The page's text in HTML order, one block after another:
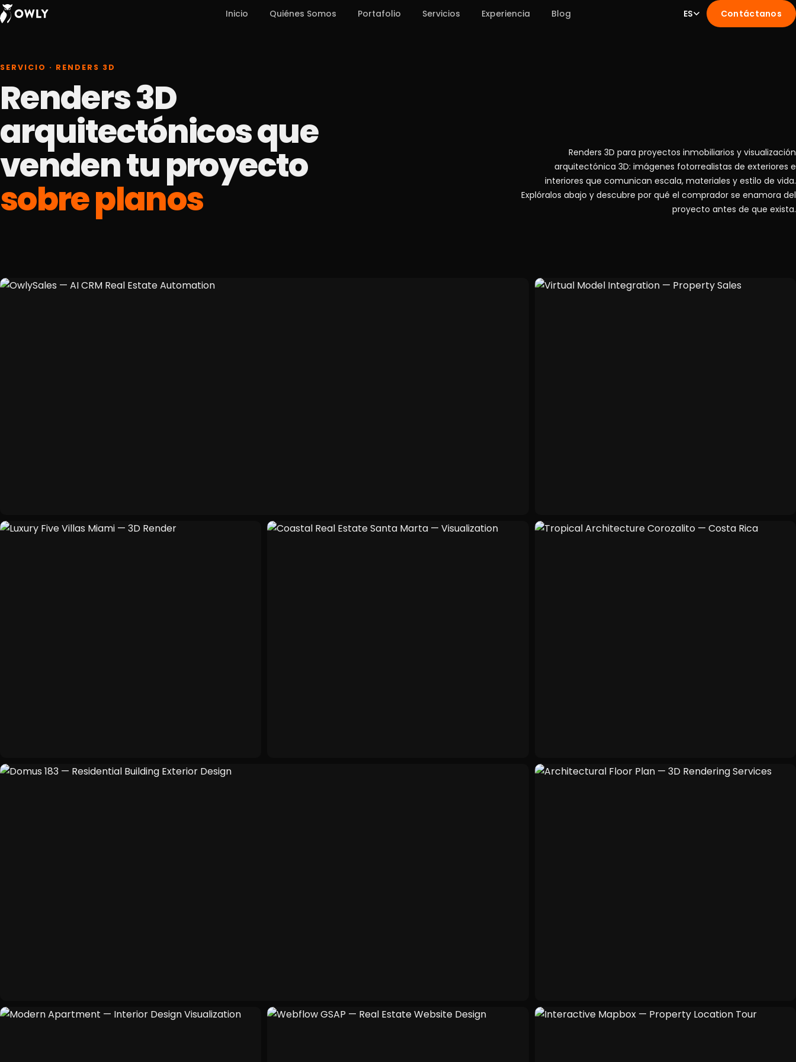
Inicio Quiénes Somos Portafolio Servicios Experiencia Blog ES Contáctanos
SERVICIO · RENDERS 3D
Renders 3D
arquitectónicos que
venden tu proyecto
sobre planos
Renders 3D para proyectos inmobiliarios y visualización
arquitectónica 3D: imágenes fotorrealistas de exteriores e
interiores que comunican escala, materiales y estilo de vida.
Explóralos abajo y descubre por qué el comprador se enamora del
proyecto antes de que exista.